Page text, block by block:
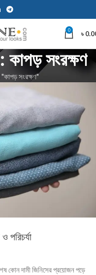
0 ৳
সংরক্ষণ
সংরক্ষণ"
পরিচর্যা
কোন দামী জিনিসের প্রয়োজন পড়ে